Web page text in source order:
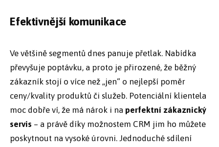
Efektivnější komunikace
Ve většině segmentů dnes panuje přetlak. Nabídka
převyšuje poptávku, a proto je přirozené, že běžný
zákazník stojí o více než „jen“ o nejlepší poměr
ceny/kvality produktů či služeb. Potenciální klientela
moc dobře ví, že má nárok i na perfektní zákaznický
servis – a právě díky možnostem CRM jim ho můžete
poskytnout na vysoké úrovni. Jednoduché sdílení